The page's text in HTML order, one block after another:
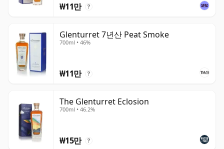
₩11만 ?
Glenturret 7년산 Peat Smoke
700ml • 46%
₩11만 ?
The Glenturret Eclosion
700ml • 46.2%
₩15만 ?